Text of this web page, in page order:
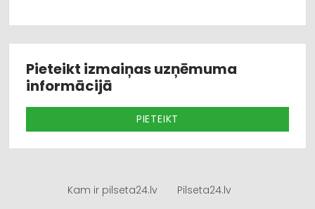
Pieteikt izmaiņas uzņēmuma
informācijā
PIETEIKT
Kam ir pilseta24.lv Pilseta24.lv